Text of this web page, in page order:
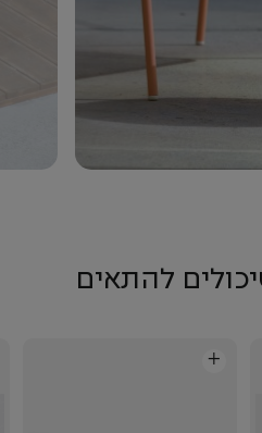
להתאים
+